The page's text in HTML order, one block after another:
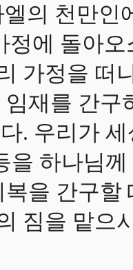
의 천만인
정에 돌아
가정을 떠
임재를 간
. 우리가
을 하나님
을 간구
짐을 맡으